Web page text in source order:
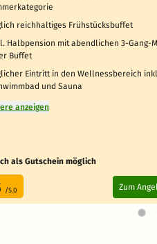
reichhaltiges Frühstücksbuffet
Halbpension mit abendlichen 3-Gang-
Buffet
Eintritt in den Wellnessbereich
und Sauna
anzeigen
als Gutschein möglich
/5.0 Zum